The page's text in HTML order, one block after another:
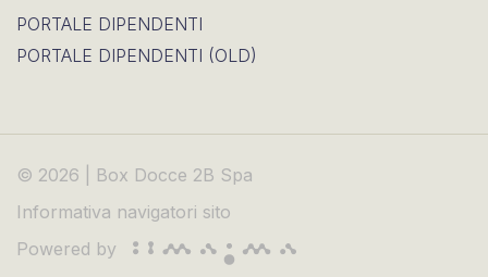
PORTALE DIPENDENTI
PORTALE DIPENDENTI (OLD)
© 2026 | Box Docce 2B Spa
Informativa navigatori sito
Powered by